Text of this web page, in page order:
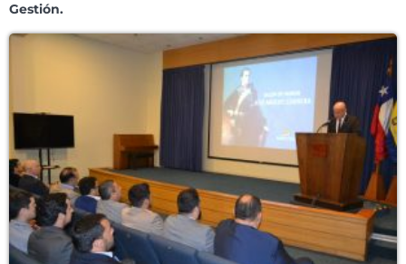
Gestión.